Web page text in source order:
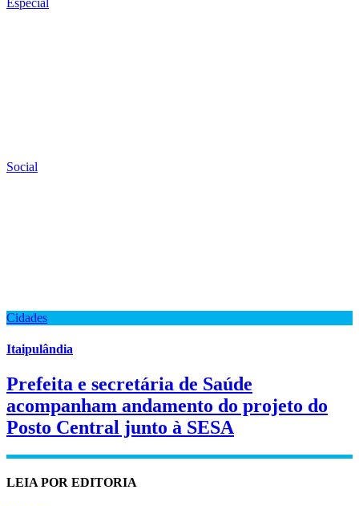
Social
Cidades
Itaipulândia
Prefeita e secretária de Saúde
acompanham andamento do projeto do
Posto Central junto à SESA
LEIA POR EDITORIA